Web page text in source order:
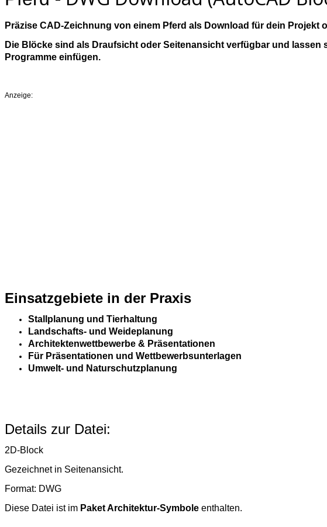
Präzise CAD‑Zeichnung von einem Pferd als Download für dein Projekt
Die Blöcke sind als Draufsicht oder Seitenansicht verfügbar und
Programme einfügen.
Anzeige:
Einsatzgebiete in der Praxis
Stallplanung und Tierhaltung
Landschafts- und Weideplanung
Architektenwettbewerbe & Präsentationen
Für Präsentationen und Wettbewerbsunterlagen
Umwelt- und Naturschutzplanung
Details zur Datei:
2D-Block
Gezeichnet in Seitenansicht.
Format: DWG
Diese Datei ist im Paket Architektur-Symbole enthalten.